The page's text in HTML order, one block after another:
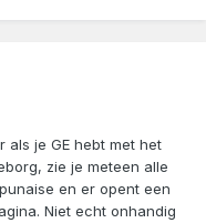
als je GE hebt met het
zie je meteen alle
en er opent een
Niet echt onhandig